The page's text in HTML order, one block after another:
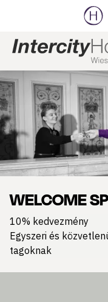
Dia: 1 of 1
WELCOME
10% kedvezmény
Egyszeri és
tagoknak